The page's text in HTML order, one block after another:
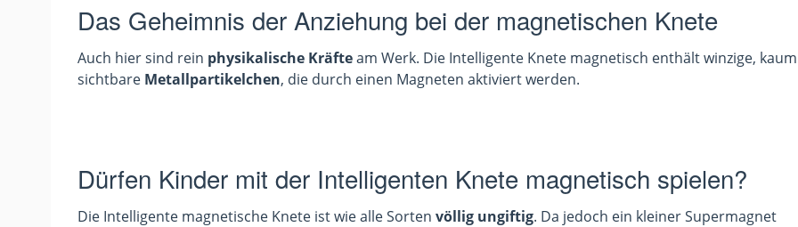
Das Geheimnis der Anziehung bei der magnetischen Knete
Auch hier sind rein physikalische Kräfteam Werk. Die Intelligente Knete magnetisch enthält winzige, kaum
sichtbare Metallpartikelchen, die durch einen Magneten aktiviert werden.
Dürfen Kinder mit der Intelligenten Knete magnetisch spielen?
Die Intelligente magnetische Knete ist wie alle Sorten völlig ungiftig. Da jedoch ein kleiner Supermagnet